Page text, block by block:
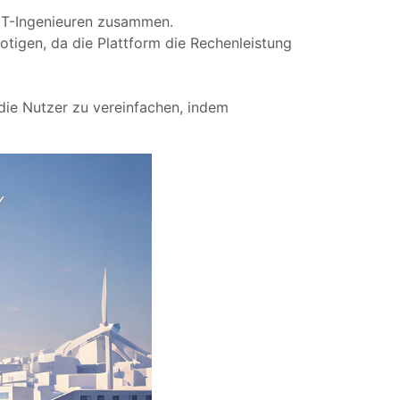
Ingenieuren zusammen.
da die Plattform die Rechenleistung
Nutzer zu vereinfachen, indem